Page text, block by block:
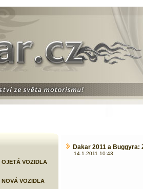
OJETÁ VOZIDLA
NOVÁ VOZIDLA
Dakar 2011 a Buggyra:
14.1.2011 10:43